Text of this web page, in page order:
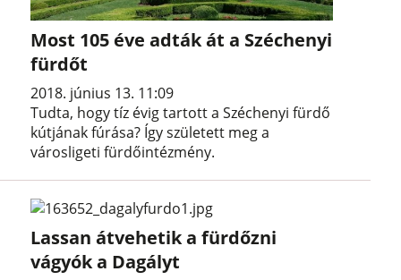
Most 105 éve adták át a Széchenyi
fürdőt
2018. június 13. 11:09
Tudta, hogy tíz évig tartott a Széchenyi fürdő
kútjának fúrása? Így született meg a
városligeti fürdőintézmény.
Lassan átvehetik a fürdőzni
vágyók a Dagályt